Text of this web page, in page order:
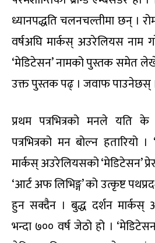
ध्यानपद्धति चलनचल्तीमा छन् ।
वर्षअघि मार्कस् अउरेलियस नाम
‘मेडिटेसन’ नामको पुस्तक समेत
उक्त पुस्तक पढ् । जवाफ पाउनेछस्
प्रथम पत्रभित्रको मनले यति
पत्रभित्रको मन बोल्न
मार्कस् अउरेलियसको ‘मेडिटेसन’
‘आर्ट अफ लिभिङ्ग’ को उत्कृष्ट
हुन सक्दैन । बुद्ध दर्शन मार्कस्
भन्दा ७०० वर्ष जेठो हो ।